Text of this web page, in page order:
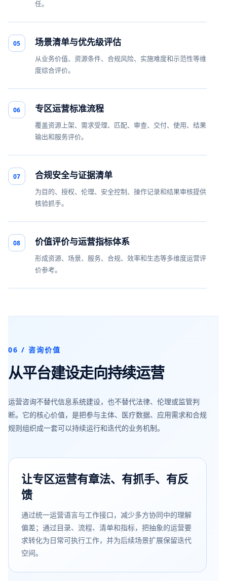
任。
05 场景清单与优先级评估
从业务价值、资源条件、合规风险、实施难度和示范性等维
度综合评价。
06 专区运营标准流程
覆盖资源上架、需求受理、匹配、审查、交付、使用、结果
输出和服务评价。
07 合规安全与证据清单
为目的、授权、伦理、安全控制、操作记录和结果审核提供
核验抓手。
08 价值评价与运营指标体系
形成资源、场景、服务、合规、效率和生态等多维度运营评
价参考。
06 / 咨询价值
从平台建设走向持续运营
运营咨询不替代信息系统建设，也不替代法律、伦理或监管判
断。它的核心价值，是把参与主体、医疗数据、应用需求和合规
规则组织成一套可以持续运行和迭代的业务机制。
让专区运营有章法、有抓手、有反
馈
通过统一运营语言与工作接口，减少多方协同中的理解
偏差；通过目录、流程、清单和指标，把抽象的运营要
求转化为日常可执行工作，并为后续场景扩展保留迭代
空间。